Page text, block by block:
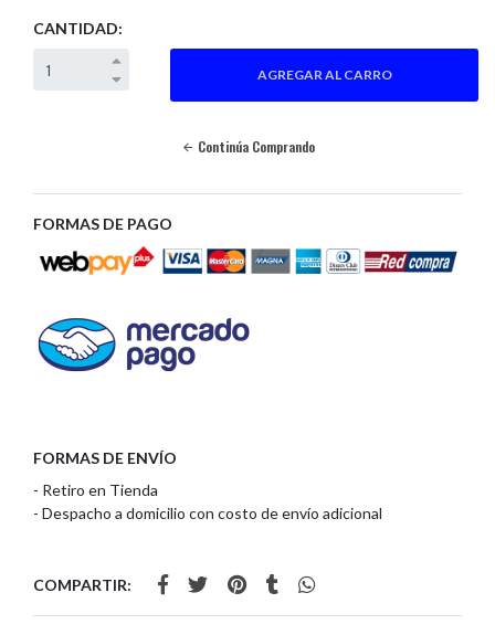
CANTIDAD:
Continúa Comprando
FORMAS DE PAGO
FORMAS DE ENVÍO
- Retiro en Tienda
- Despacho a domicilio con costo de envío adicional
COMPARTIR: